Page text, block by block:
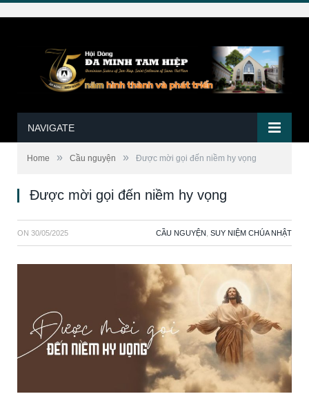
NAVIGATE
Home » Cầu nguyện » Được mời gọi đến niềm hy vọng
Được mời gọi đến niềm hy vọng
ON 30/05/2025 CẦU NGUYỆN SUY NIỆM CHÚA NHẬT